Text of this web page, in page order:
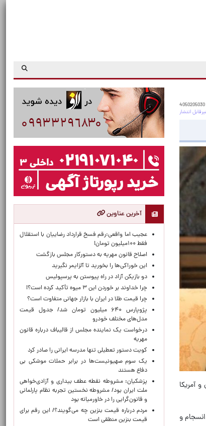
4050205030
آمریکا
و
آخرین عناوین
عجیب اما واقعی:رقم فسخ قرارداد رضاییان با استقلال
فقط ۱۰۰میلیون تومان!
اصلاح قانون مهریه به دستورکار مجلس بازگشت
این خوراکی‌ها را بخورید تا آلزایمر نگیرید
دو بازیکن آزاد در راه پیوستن به پرسپولیس
چرا خداوند بر خوردن این ۳ میوه تأکید کرده است؟!
چرا قیمت طلا در ایران با بازار جهانی متفاوت است؟
پژوپارس ۶۴۰ میلیون تومان شد/ جدول قیمت
مدل‌های مختلف خودرو
درخواست یک نماینده مجلس از قالیباف درباره قانون
مهریه
کویت دستور تعطیلی تنها مدرسه ایرانی را صادر کرد
یک‌ سوم صهیونیست‌ها در برابر حملات موشکی بی
دفاع هستند
پزشکیان: مشروطه نقطه عطف بیداری و آزادی‌خواهی
ملت ایران بود/ مشروطه نخستین تجربه نظام پارلمانی
و قانون‌گرایی را در خاورمیانه بود
مردم درباره قیمت بنزین چه می‌گویند؟/ این رقم برای
قیمت بنزین منطقی است